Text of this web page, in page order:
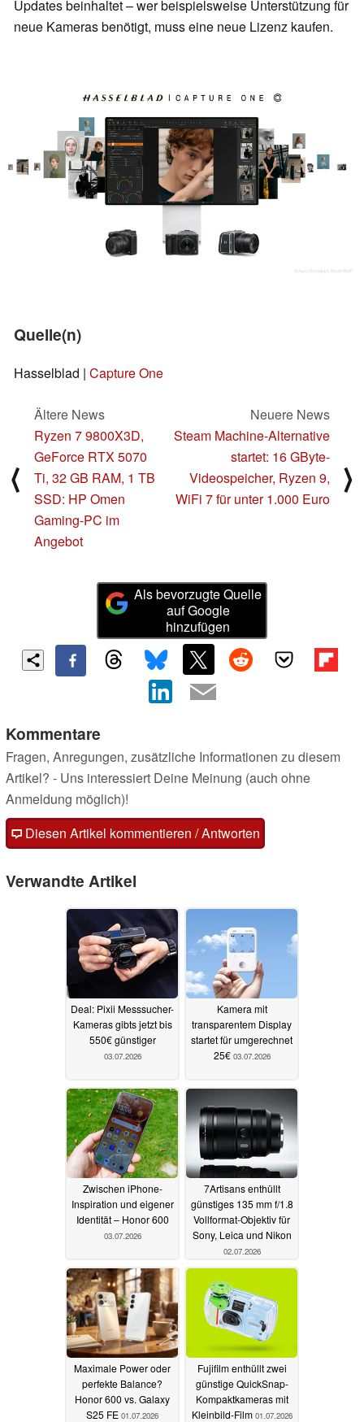
Updates beinhaltet – wer beispielsweise Unterstützung für
neue Kameras benötigt, muss eine neue Lizenz kaufen.
Quelle(n)
Hasselblad | Capture One
⟨
Ältere News
Ryzen 7 9800X3D,
GeForce RTX 5070
Ti, 32 GB RAM, 1 TB
SSD: HP Omen
Gaming-PC im
Angebot
Neuere News
Steam Machine-Alternative
startet: 16 GByte-
Videospeicher, Ryzen 9,
WiFi 7 für unter 1.000 Euro
⟩
Als bevorzugte Quelle
auf Google
hinzufügen
Kommentare
Fragen, Anregungen, zusätzliche Informationen zu diesem
Artikel? - Uns interessiert Deine Meinung (auch ohne
Anmeldung möglich)!
Diesen Artikel kommentieren / Antworten
Verwandte Artikel
Deal: Pixii Messsucher-
Kameras gibts jetzt bis
550€ günstiger
03.07.2026
Kamera mit
transparentem Display
startet für umgerechnet
25€ 03.07.2026
Zwischen iPhone-
Inspiration und eigener
Identität – Honor 600
03.07.2026
7Artisans enthüllt
günstiges 135 mm f/1.8
Vollformat-Objektiv für
Sony, Leica und Nikon
02.07.2026
Maximale Power oder
perfekte Balance?
Honor 600 vs. Galaxy
S25 FE 01.07.2026
Fujifilm enthüllt zwei
günstige QuickSnap-
Kompaktkameras mit
Kleinbild-Film 01.07.2026